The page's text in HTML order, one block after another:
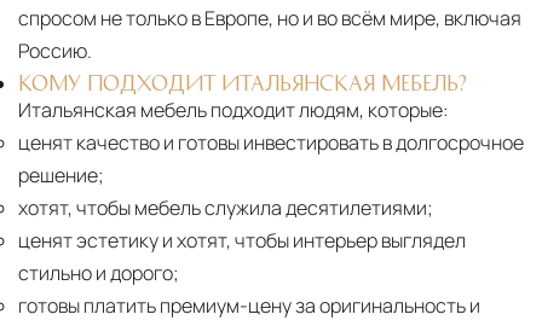
спросом не только в Европе, но и во всём мире, включая
Россию.
КОМУ ПОДХОДИТ ИТАЛЬЯНСКАЯ МЕБЕЛЬ?
Итальянская мебель подходит людям, которые:
ценят качество и готовы инвестировать в долгосрочное
решение;
хотят, чтобы мебель служила десятилетиями;
ценят эстетику и хотят, чтобы интерьер выглядел
стильно и дорого;
готовы платить премиум-цену за оригинальность и